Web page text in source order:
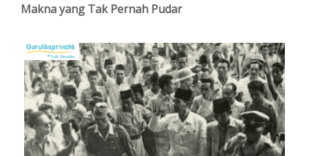
Makna yang Tak Pernah Pudar